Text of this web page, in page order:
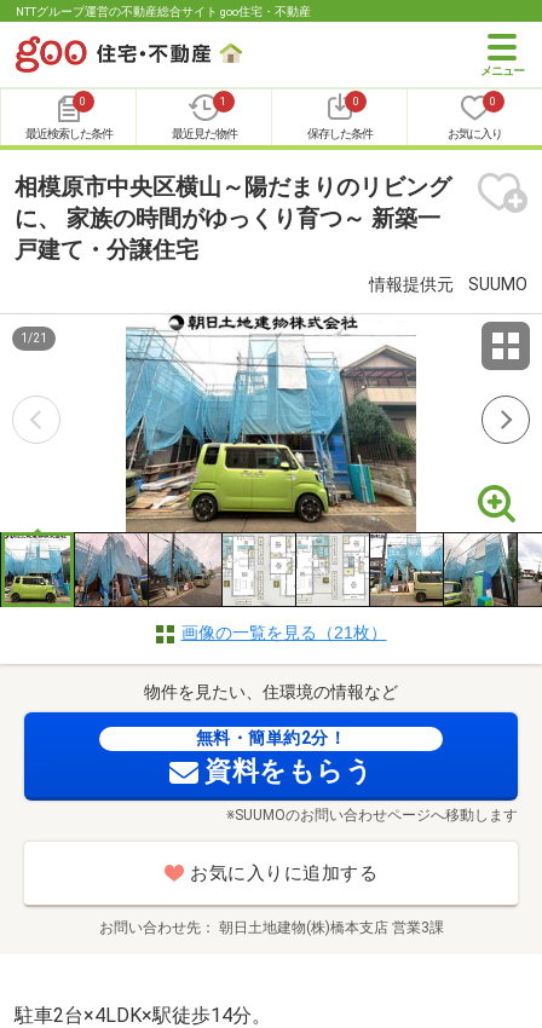
NTTグループ運営の不動産総合サイト goo住宅・不動産
0
最近検索した条件
1
最近見た物件
0
保存した条件
0
お気に入り
相模原市中央区横山～陽だまりのリビング
に、 家族の時間がゆっくり育つ～ 新築一
戸建て・分譲住宅
情報提供元 SUUMO
1 /21
画像の一覧を見る（21枚）
物件を見たい、住環境の情報など
無料・簡単約2分！
資料をもらう
※SUUMOのお問い合わせページへ移動します
お気に入りに追加する
お問い合わせ先 朝日土地建物(株)橋本支店 営業3課
駐車2台×4LDK×駅徒歩14分。